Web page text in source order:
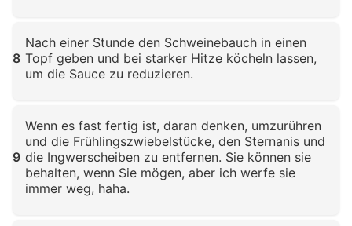
8
Nach einer Stunde den Schweinebauch in einen
Topf geben und bei starker Hitze köcheln lassen,
um die Sauce zu reduzieren.
9
Wenn es fast fertig ist, daran denken, umzurühren
und die Frühlingszwiebelstücke, den Sternanis und
die Ingwerscheiben zu entfernen. Sie können sie
behalten, wenn Sie mögen, aber ich werfe sie
immer weg, haha.